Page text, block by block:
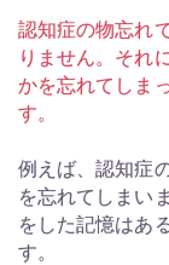
認知症の物忘れ
りません。それ
かを忘れてしま
す。
例えば、認知症
を忘れてしまい
をした記憶はあ
す。